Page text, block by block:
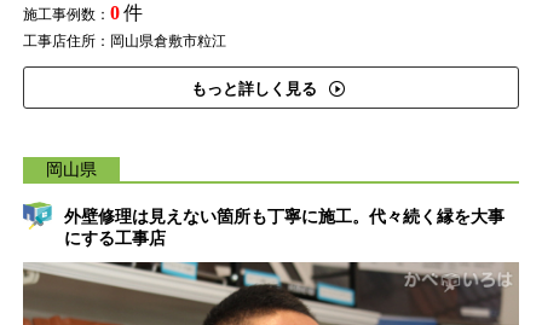
施工事例数： 0件
工事店住所：岡山県倉敷市粒江
もっと詳しく見る
岡山県
外壁修理は見えない箇所も丁寧に施工。代々続く縁を大事
にする工事店